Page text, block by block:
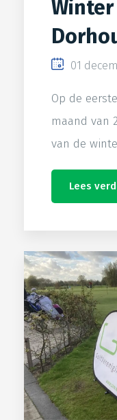
01
Op de
maand van
van de
Lees